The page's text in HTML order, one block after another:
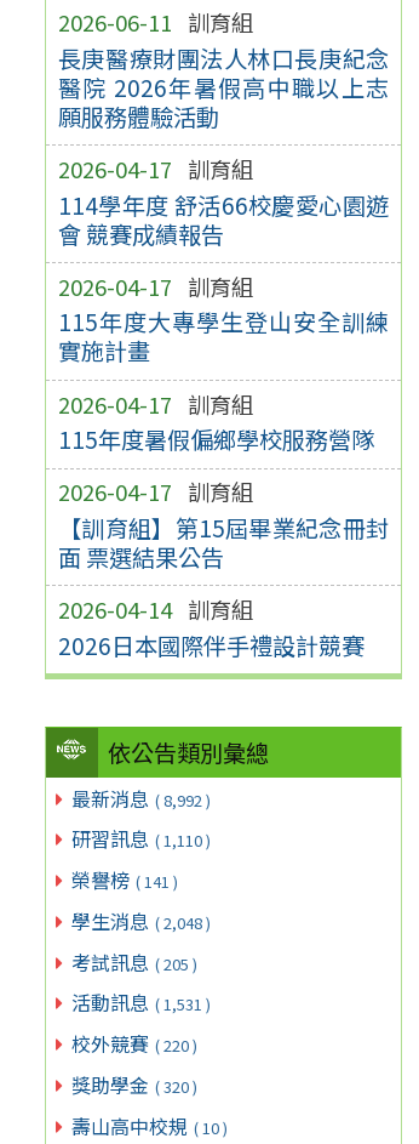
2026-06-11 訓育組
長庚醫療財團法人林口長庚紀念
醫院 2026年暑假高中職以上志
願服務體驗活動
2026-04-17 訓育組
114學年度 舒活66校慶愛心園遊
會 競賽成績報告
2026-04-17 訓育組
115年度大專學生登山安全訓練
實施計畫
2026-04-17 訓育組
115年度暑假偏鄉學校服務營隊
2026-04-17 訓育組
【訓育組】第15屆畢業紀念冊封
面 票選結果公告
2026-04-14 訓育組
2026日本國際伴手禮設計競賽
依公告類別彙總
最新消息 ( 8,992 )
研習訊息 ( 1,110 )
榮譽榜 ( 141 )
學生消息 ( 2,048 )
考試訊息 ( 205 )
活動訊息 ( 1,531 )
校外競賽 ( 220 )
獎助學金 ( 320 )
壽山高中校規 ( 10 )